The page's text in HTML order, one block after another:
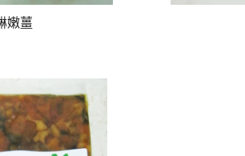
嫩薑